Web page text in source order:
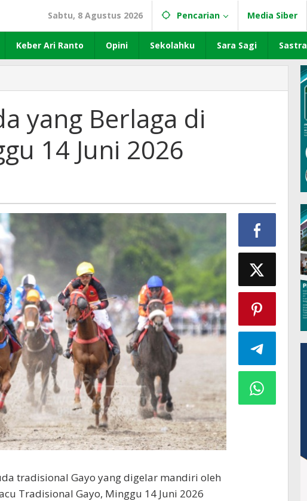
Sabtu, 8 Agustus 2026 Pencarian Media Siber
Keber Ari Ranto Opini Sekolahku Sara Sagi Sastra
yang Berlaga di
14 Juni 2026
tradisional Gayo yang digelar mandiri oleh
Tradisional Gayo, Minggu 14 Juni 2026